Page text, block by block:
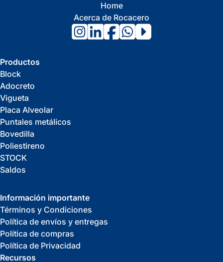
Home
Acerca de Rocacero
Productos
Block
Adocreto
Vigueta
Placa Alveolar
Puntales metálicos
Bovedilla
Poliestireno
STOCK
Saldos
Información importante
Términos y Condiciones
Política de envíos y entregas
Política de compras
Política de Privacidad
Recursos